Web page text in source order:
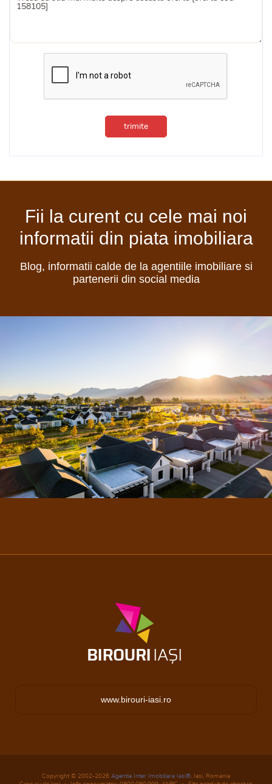
trimite
Fii la curent cu cele mai noi
informatii din piata imobiliara
Blog, informatii calde de la agentiile imobiliare si
partenerii din social media
www.birouri-iasi.ro
Copyright © 2002-2026 Agentia Inter Imobiliare Iasi® , Iasi, Romania